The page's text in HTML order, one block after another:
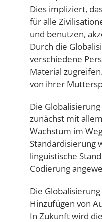
Dies impliziert,
für alle
und benutzen,
Durch die
verschiedene
Material
von ihrer
Die
zunächst mit
Wachstum im
Standardisierung
linguistische
Codierung
Die
Hinzufügen von
In Zukunft wird